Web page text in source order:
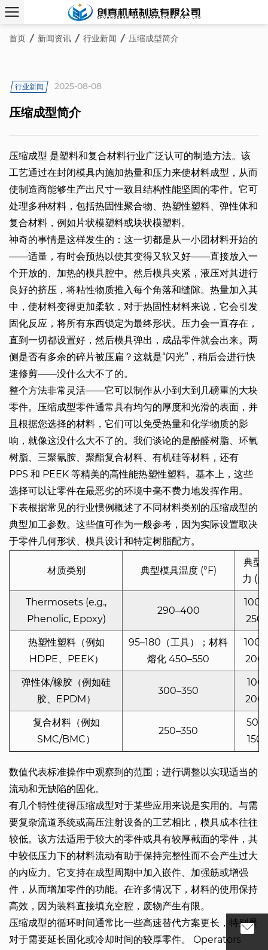
首页 / 新闻资讯 / 行业新闻 / 压缩成型简介
行业新闻 2025-08-08
压缩成型简介
压缩成型 是塑料和复合材料行业广泛认可的制造方法。该
工艺通过在封闭模具内施加热量和压力来使材料成型，从而
使制造商能够生产出尺寸一致且结构性能坚固的零件。它可
处理多种材料，包括热固性聚合物、热塑性塑料、弹性体和
复合材料，例如片状模塑料或块状模塑料。
神奇的事情是这样发生的：这一切都是从一小团材料开始的
——适量，有时会预热以使其变得又软又好——直接放入一
个开放的、加热的模具腔中。然后模具夹紧，液压对其进行
良好的挤压，将粘性物质推入每个角落和缝隙。热量加入其
中，使材料变得更加柔软，对于热固性材料来说，它会引发
固化反应，将所有东西锁定为最终形状。压力会一直存在，
直到一切都设置好，然后模具弹出，成品零件就会出来。两
侧是否有多余的碎片被压扁？这就是“闪光”，稍后会进行快
速修剪——没什么大不了的。
整个方法非常灵活——它可以制作从小到大到几磅重的大块
零件。压缩成型零件通常具有均匀的厚度和光滑的表面，并
且根据您选择的材料，它们可以免受热量和化学物质的影
响，就像这没什么大不了的。我们谈论的是酚醛树脂、环氧
树脂、三聚氰胺、聚酯复合材料、有机硅等材料，还有
PPS 和 PEEK 等精美的高性能热塑性塑料。基本上，这些
选择可以让零件在最恶劣的环境中毫不费力地发挥作用。
下表根据常见的行业惯例概述了不同材料类别的压缩成型的
典型加工参数。这些值可作为一般参考，因为实际设置取决
于零件几何形状、模具设计和特定树脂配方。
材质类别 典型模具温度 (°F)
典型
力
Thermosets (e.g.,
Phenolic, Epoxy)
290–400
热塑性塑料（例如
HDPE、PEEK）
95–180（工具）；材料
熔化 450–550
弹性体/橡胶（例如硅
胶、EPDM）
300–350
100–
复合材料（例如
SMC/BMC）
250–350
数值代表标准操作中观察到的范围；进行调整以实现适当的
流动和无缺陷的固化。
有几个特性使得压缩成型对于某些应用来说是实用的。与需
要复杂流道系统或高压注射设备的工艺相比，模具成本往往
较低。该方法适用于较大的零件或具有较厚截面的零件，其
中较低压力下的材料流动有助于保持完整性而不会产生过大
的内应力。它支持在成型周期中加入嵌件、加强筋或增强
件，从而增加零件的功能。在许多情况下，材料的使用保持
高效，因为装料直接填充空腔，废物产生有限。
压缩成型的循环时间通常比一些高速替代方案更长，特别是
对于需要延长固化或冷却时间的较厚零件。 Operators